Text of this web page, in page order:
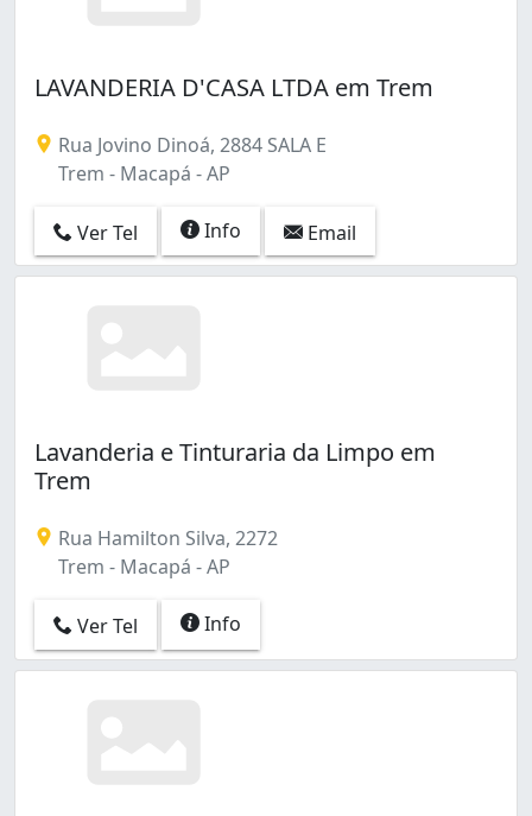
LAVANDERIA D'CASA LTDA em Trem
Rua Jovino Dinoá, 2884 SALA E
Trem - Macapá - AP
Ver Tel Info Email
Lavanderia e Tinturaria da Limpo em
Trem
Rua Hamilton Silva, 2272
Trem - Macapá - AP
Ver Tel Info